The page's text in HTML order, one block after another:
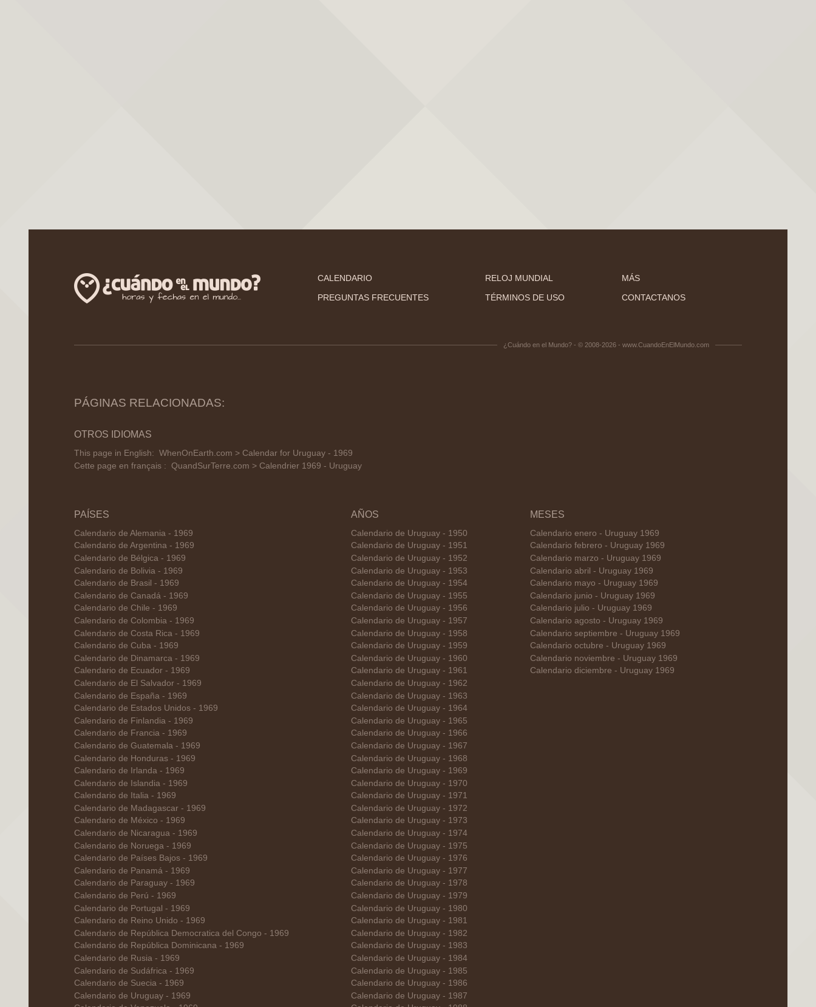
CALENDARIO RELOJ MUNDIAL
MÁS
PREGUNTAS FRECUENTES
TÉRMINOS DE USO CONTACTANOS
¿Cuándo en el Mundo? - © 2008-2026 - www.CuandoEnElMundo.com
PÁGINAS RELACIONADAS:
OTROS IDIOMAS
This page in English: WhenOnEarth.com > Calendar for Uruguay - 1969
Cette page en français : QuandSurTerre.com > Calendrier 1969 - Uruguay
PAÍSES
Calendario de Alemania - 1969
Calendario de Argentina - 1969
Calendario de Bélgica - 1969
Calendario de Bolivia - 1969
Calendario de Brasil - 1969
Calendario de Canadá - 1969
Calendario de Chile - 1969
Calendario de Colombia - 1969
Calendario de Costa Rica - 1969
Calendario de Cuba - 1969
Calendario de Dinamarca - 1969
Calendario de Ecuador - 1969
Calendario de El Salvador - 1969
Calendario de España - 1969
Calendario de Estados Unidos - 1969
Calendario de Finlandia - 1969
Calendario de Francia - 1969
Calendario de Guatemala - 1969
Calendario de Honduras - 1969
Calendario de Irlanda - 1969
Calendario de Islandia - 1969
Calendario de Italia - 1969
Calendario de Madagascar - 1969
Calendario de México - 1969
Calendario de Nicaragua - 1969
Calendario de Noruega - 1969
Calendario de Países Bajos - 1969
Calendario de Panamá - 1969
Calendario de Paraguay - 1969
Calendario de Perú - 1969
Calendario de Portugal - 1969
Calendario de Reino Unido - 1969
Calendario de República Democratica del Congo - 1969
Calendario de República Dominicana - 1969
Calendario de Rusia - 1969
Calendario de Sudáfrica - 1969
Calendario de Suecia - 1969
Calendario de Uruguay - 1969
AÑOS
Calendario de Uruguay - 1950
Calendario de Uruguay - 1951
Calendario de Uruguay - 1952
Calendario de Uruguay - 1953
Calendario de Uruguay - 1954
Calendario de Uruguay - 1955
Calendario de Uruguay - 1956
Calendario de Uruguay - 1957
Calendario de Uruguay - 1958
Calendario de Uruguay - 1959
Calendario de Uruguay - 1960
Calendario de Uruguay - 1961
Calendario de Uruguay - 1962
Calendario de Uruguay - 1963
Calendario de Uruguay - 1964
Calendario de Uruguay - 1965
Calendario de Uruguay - 1966
Calendario de Uruguay - 1967
Calendario de Uruguay - 1968
Calendario de Uruguay - 1969
Calendario de Uruguay - 1970
Calendario de Uruguay - 1971
Calendario de Uruguay - 1972
Calendario de Uruguay - 1973
Calendario de Uruguay - 1974
Calendario de Uruguay - 1975
Calendario de Uruguay - 1976
Calendario de Uruguay - 1977
Calendario de Uruguay - 1978
Calendario de Uruguay - 1979
Calendario de Uruguay - 1980
Calendario de Uruguay - 1981
Calendario de Uruguay - 1982
Calendario de Uruguay - 1983
Calendario de Uruguay - 1984
Calendario de Uruguay - 1985
Calendario de Uruguay - 1986
Calendario de Uruguay - 1987
MESES
Calendario enero - Uruguay 1969
Calendario febrero - Uruguay 1969
Calendario marzo - Uruguay 1969
Calendario abril - Uruguay 1969
Calendario mayo - Uruguay 1969
Calendario junio - Uruguay 1969
Calendario julio - Uruguay 1969
Calendario agosto - Uruguay 1969
Calendario septiembre - Uruguay 1969
Calendario octubre - Uruguay 1969
Calendario noviembre - Uruguay 1969
Calendario diciembre - Uruguay 1969